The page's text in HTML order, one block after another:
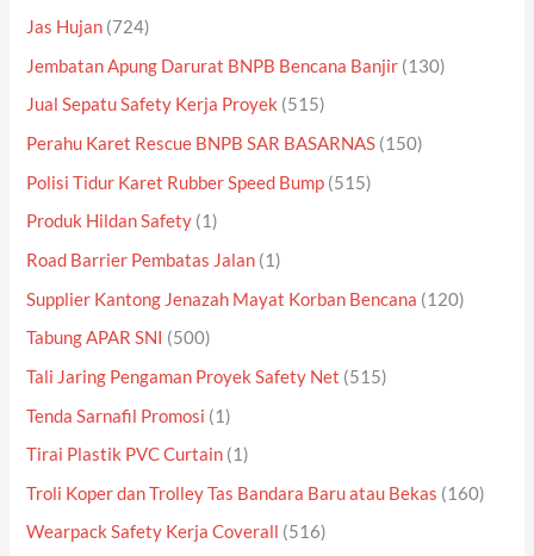
Jas Hujan (724)
Jembatan Apung Darurat BNPB Bencana Banjir (130)
Jual Sepatu Safety Kerja Proyek (515)
Perahu Karet Rescue BNPB SAR BASARNAS (150)
Polisi Tidur Karet Rubber Speed Bump (515)
Produk Hildan Safety (1)
Road Barrier Pembatas Jalan (1)
Supplier Kantong Jenazah Mayat Korban Bencana (120)
Tabung APAR SNI (500)
Tali Jaring Pengaman Proyek Safety Net (515)
Tenda Sarnafil Promosi (1)
Tirai Plastik PVC Curtain (1)
Troli Koper dan Trolley Tas Bandara Baru atau Bekas (160)
Wearpack Safety Kerja Coverall
(516)